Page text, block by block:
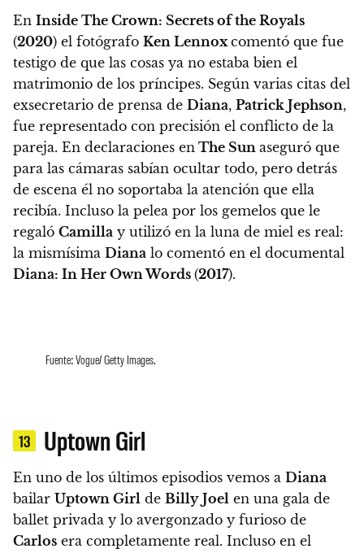
En Inside The Crown: Secrets of the Royals
(2020) el fotógrafo Ken Lennoxcomentó que fue
testigo de que las cosas ya no estaba bien el
matrimonio de los príncipes. Según varias citas del
exsecretario de prensa de Diana, Patrick Jephson,
fue representado con precisión el conflicto de la
pareja. En declaraciones en The Sun aseguró que
para las cámaras sabían ocultar todo, pero detrás
de escena él no soportaba la atención que ella
recibía. Incluso la pelea por los gemelos que le
regaló Camilla y utilizó en la luna de miel es real:
la mismísima Diana lo comentó en el documental
Diana: In Her Own Words (2017).
Fuente: Vogue/ Getty Images.
13 Uptown Girl
En uno de los últimos episodios vemos a Diana
bailar Uptown Girl de Billy Joel en una gala de
ballet privada y lo avergonzado y furioso de
Carlos era completamente real. Incluso en el